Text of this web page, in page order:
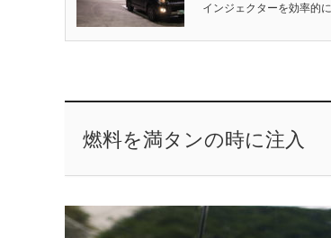
インジェクターを効率的
燃料を満タンの時に注入